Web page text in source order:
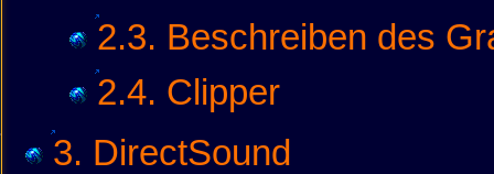
2.3. Beschreiben des
2.4. Clipper
3. DirectSound